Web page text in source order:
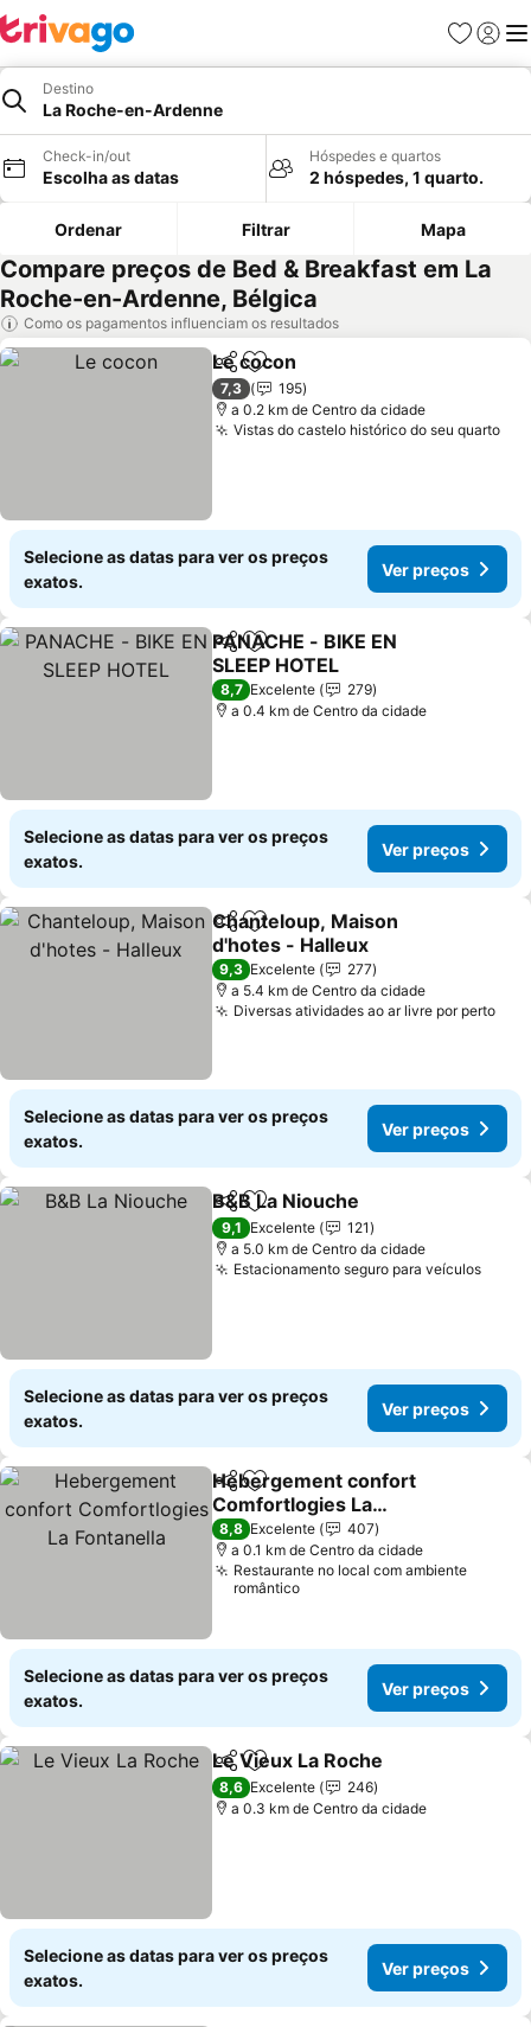
Favoritos
Iniciar
Destino
La Roche-en-Ardenne
Check-in/out
Escolha as datas
Hóspedes e quartos
2 hóspedes, 1 quarto.
Ordenar Filtrar Mapa
Compare preços de Bed & Breakfast em La
Roche-en-Ardenne, Bélgica
Como os pagamentos influenciam os resultados
PartilharAdicionar aos favoritos
Le cocon
7,3
195
a 0.2 km de Centro da cidade
Vistas do castelo histórico do seu quarto
Selecione as datas para ver os preços
exatos.
Ver preços
PartilharAdicionar aos favoritos
PANACHE - BIKE EN
SLEEP HOTEL
8,7 Excelente
279
a 0.4 km de Centro da cidade
Selecione as datas para ver os preços
exatos.
Ver preços
PartilharAdicionar aos favoritos
Chanteloup, Maison
d'hotes - Halleux
9,3 Excelente
277
a 5.4 km de Centro da cidade
Diversas atividades ao ar livre por perto
Selecione as datas para ver os preços
exatos.
Ver preços
PartilharAdicionar aos favoritos
B&B La Niouche
9,1 Excelente
121
a 5.0 km de Centro da cidade
Estacionamento seguro para veículos
Selecione as datas para ver os preços
exatos.
Ver preços
PartilharAdicionar aos favoritos
Hebergement confort
Comfortlogies La
Fontanella
8,8 Excelente
407
a 0.1 km de Centro da cidade
Restaurante no local com ambiente
romântico
Selecione as datas para ver os preços
exatos.
Ver preços
PartilharAdicionar aos favoritos
Le Vieux La Roche
8,6 Excelente
246
a 0.3 km de Centro da cidade
Selecione as datas para ver os preços
exatos.
Ver preços